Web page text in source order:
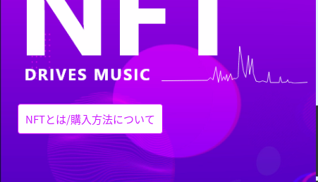
NFT drives MUSIC
NFTとは/購入方法について